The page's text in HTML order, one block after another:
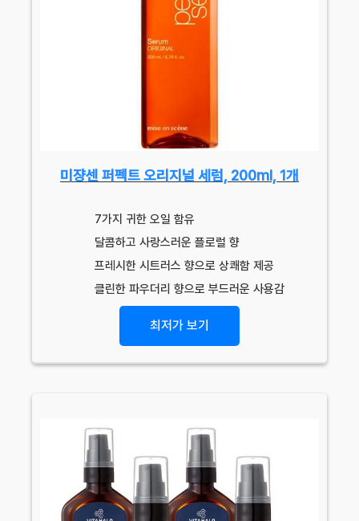
미쟝센 퍼펙트 오리지널 세럼, 200ml, 1개
7가지 귀한 오일 함유
달콤하고 사랑스러운 플로럴 향
프레시한 시트러스 향으로 상쾌함 제공
클린한 파우더리 향으로 부드러운 사용감
최저가 보기